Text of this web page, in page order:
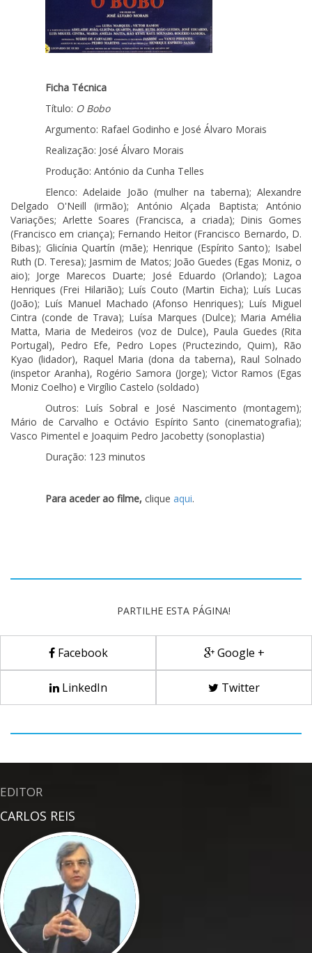
Ficha Técnica
Título: O Bobo
Argumento: Rafael Godinho e José Álvaro Morais
Realização: José Álvaro Morais
Produção: António da Cunha Telles
Elenco: Adelaide João (mulher na taberna); Alexandre
Delgado O'Neill (irmão); António Alçada Baptista; António
Variações; Arlette Soares (Francisca, a criada); Dinis Gomes
(Francisco em criança); Fernando Heitor (Francisco Bernardo, D.
Bibas); Glicínia Quartín (mãe); Henrique (Espírito Santo); Isabel
Ruth (D. Teresa); Jasmim de Matos; João Guedes (Egas Moniz, o
aio); Jorge Marecos Duarte; José Eduardo (Orlando); Lagoa
Henriques (Frei Hilarião); Luís Couto (Martin Eicha); Luís Lucas
(João); Luís Manuel Machado (Afonso Henriques); Luís Miguel
Cintra (conde de Trava); Luísa Marques (Dulce); Maria Amélia
Matta, Maria de Medeiros (voz de Dulce), Paula Guedes (Rita
Portugal), Pedro Efe, Pedro Lopes (Pructezindo, Quim), Rão
Kyao (lidador), Raquel Maria (dona da taberna), Raul Solnado
(inspetor Aranha), Rogério Samora (Jorge); Victor Ramos (Egas
Moniz Coelho) e Virgílio Castelo (soldado)
Outros: Luís Sobral e José Nascimento (montagem);
Mário de Carvalho e Octávio Espírito Santo (cinematografia);
Vasco Pimentel e Joaquim Pedro Jacobetty (sonoplastia)
Duração: 123 minutos
Para aceder ao filme, clique aqui.
PARTILHE ESTA PÁGINA!
Facebook Google +
LinkedIn Twitter
EDITOR
CARLOS REIS